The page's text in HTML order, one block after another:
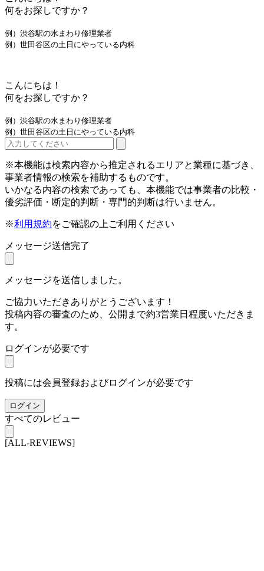
何をお探しですか？
例）渋谷駅の水まわり修理業者
例）世田谷区の土日にやっている内科
こんにちは！
何をお探しですか？
例）渋谷駅の水まわり修理業者
例）世田谷区の土日にやっている内科
※本機能は検索内容から推定されるエリアと業種に基づき、
事業者情報の検索を補助するものです。
いかなる内容の検索であっても、本機能では事業者の比較・
優劣評価・断定的判断・専門的判断は行いません。
※利用規約をご確認の上ご利用ください
メッセージ送信完了
メッセージを送信しました。
ご協力いただきありがとうございます！
投稿内容の審査のため、公開まで約3営業日程度いただきま
す。
ログインが必要です
投稿には会員登録およびログインが必要です
ログイン
すべてのレビュー
[ALL-REVIEWS]